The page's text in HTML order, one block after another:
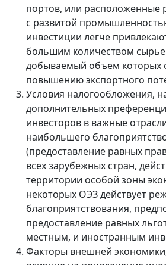
портов, или расположенные
с развитой
инвестиции легче
большим количеством
добываемый объем которых
повышению экспортного
Условия налогообложения,
дополнительных
инвесторов в важные
наибольшего
(предоставление равных
всех зарубежных стран,
территории особой зоны
некоторых ОЭЗ действует
благоприятствования,
предоставление равных
местным, и иностранным
Факторы внешней